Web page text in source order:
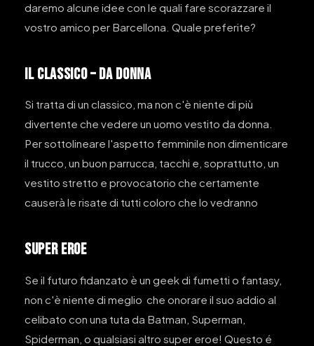
daremo alcune idee con le quali fare scorazzare il
vostro amico per Barcellona. Quale preferite?
Il CLASSICO – DA DONNA
Si tratta di un classico, ma non c'è niente di più
divertente che vedere un uomo vestito da donna.
Per sottolineare l'aspetto femminile non dimenticare
il trucco, un buon parrucca, tacchi e, soprattutto, un
vestito stretto e provocatorio che certamente
causerà le risate di tutti coloro che lo vedranno
SUPER EROE
Se il futuro fidanzato è un geek di fumetti o fantasy,
non c'è niente di meglio che onorare il suo addio al
celibato con una tuta da Batman, Superman,
Spiderman, o qualsiasi altro super eroe! Questo é